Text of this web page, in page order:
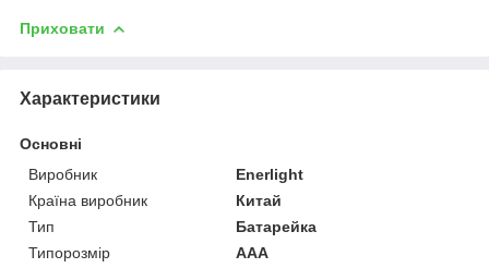
Приховати
Характеристики
Основні
Виробник
Enerlight
Країна виробник
Китай
Тип
Батарейка
Типорозмір
AAA